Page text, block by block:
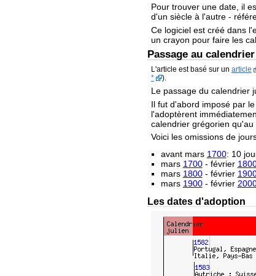
Pour trouver une date, il
d'un siècle à l'autre -
Ce logiciel est créé dans
un crayon pour faire les
Passage au
L'article est basé sur un article
*
).
Le passage du calendrier
Il fut d'abord imposé par
l'adoptèrent
calendrier grégorien
Voici les omissions de
avant mars 1700: 10
mars 1700- février
mars 1800- février
mars 1900- février
Les dates d'adoption